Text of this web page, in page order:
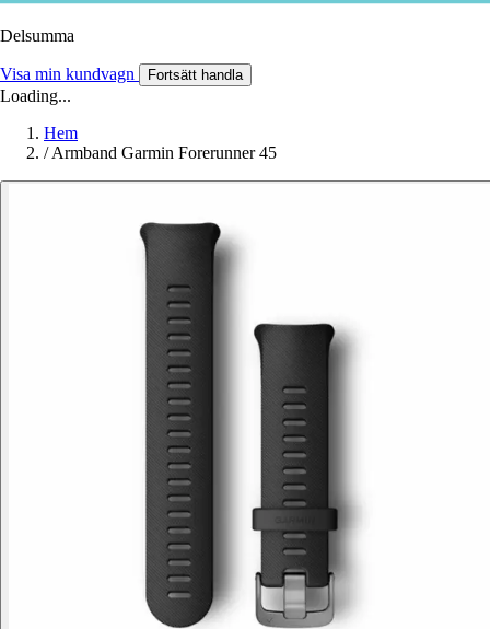
Delsumma
Visa min kundvagn Fortsätt handla
Loading...
Hem
/ Armband Garmin Forerunner 45